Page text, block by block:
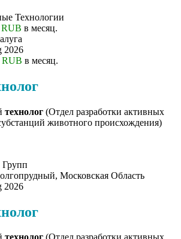
Технологии
RUB в месяц.
2026
RUB в месяц.
технолог (Отдел разработки активных
животного происхождения)
Московская Область
2026